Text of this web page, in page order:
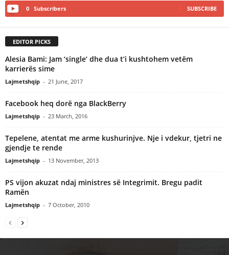
0 Subscribers SUBSCRIBE
EDITOR PICKS
Alesia Bami: Jam ‘single’ dhe dua t’i kushtohem vetëm
karrierës sime
Lajmetshqip - 21 June, 2017
Facebook heq dorë nga BlackBerry
Lajmetshqip - 23 March, 2016
Tepelene, atentat me arme kushurinjve. Nje i vdekur, tjetri ne
gjendje te rende
Lajmetshqip - 13 November, 2013
PS vijon akuzat ndaj ministres së Integrimit. Bregu padit
Ramën
Lajmetshqip - 7 October, 2010